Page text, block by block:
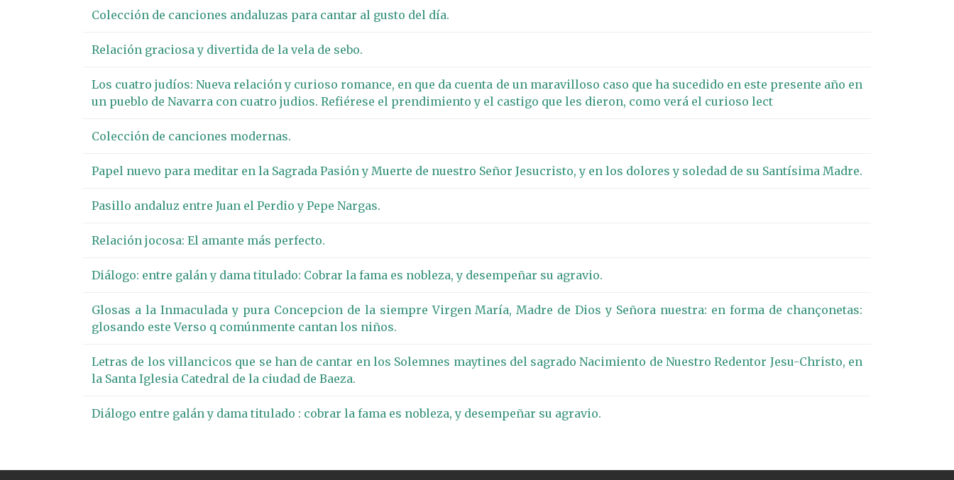
Colección de canciones andaluzas para cantar al gusto del día.
Relación graciosa y divertida de la vela de sebo.
Los cuatro judíos: Nueva relación y curioso romance, en que da cuenta de un maravilloso caso que ha sucedido en este presente año en
un pueblo de Navarra con cuatro judios. Refiérese el prendimiento y el castigo que les dieron, como verá el curioso lect
Colección de canciones modernas.
Papel nuevo para meditar en la Sagrada Pasión y Muerte de nuestro Señor Jesucristo, y en los dolores y soledad de su Santísima Madre.
Pasillo andaluz entre Juan el Perdio y Pepe Nargas.
Relación jocosa: El amante más perfecto.
Diálogo: entre galán y dama titulado: Cobrar la fama es nobleza, y desempeñar su agravio.
Glosas a la Inmaculada y pura Concepcion de la siempre Virgen María, Madre de Dios y Señora nuestra: en forma de chançonetas:
glosando este Verso q comúnmente cantan los niños.
Letras de los villancicos que se han de cantar en los Solemnes maytines del sagrado Nacimiento de Nuestro Redentor Jesu-Christo, en
la Santa Iglesia Catedral de la ciudad de Baeza.
Diálogo entre galán y dama titulado : cobrar la fama es nobleza, y desempeñar su agravio.